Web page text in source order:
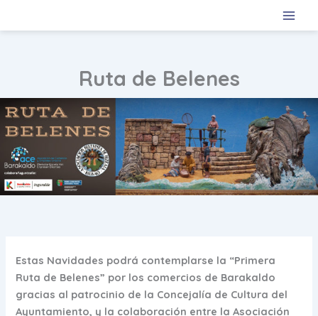
Ruta de Belenes
Estas Navidades podrá contemplarse la “Primera
Ruta de Belenes” por los comercios de Barakaldo
gracias al patrocinio de la Concejalía de Cultura del
Ayuntamiento, y la colaboración entre la Asociación